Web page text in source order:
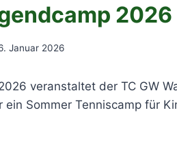
2026
Januar 2026
veranstaltet der TC GW
ein Sommer Tenniscamp für